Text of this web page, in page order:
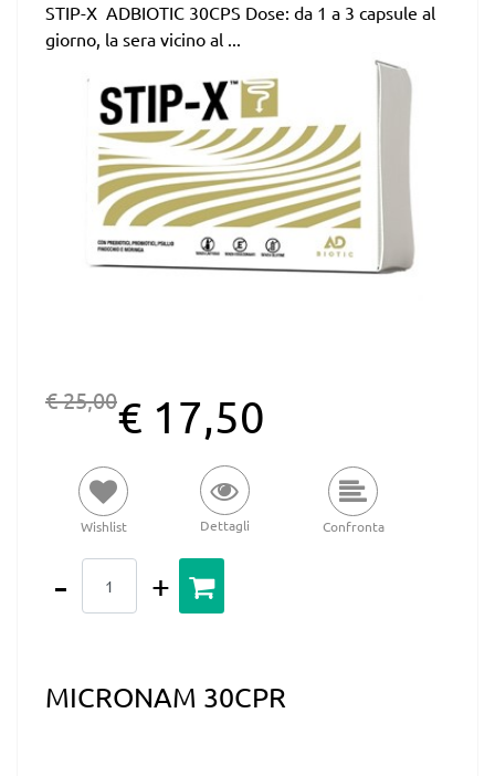
STIP-X ADBIOTIC 30CPS Dose: da 1 a 3 capsule al
giorno, la sera vicino al ...
€ 25,00€ 17,50
Wishlist Dettagli Confronta
MICRONAM 30CPR